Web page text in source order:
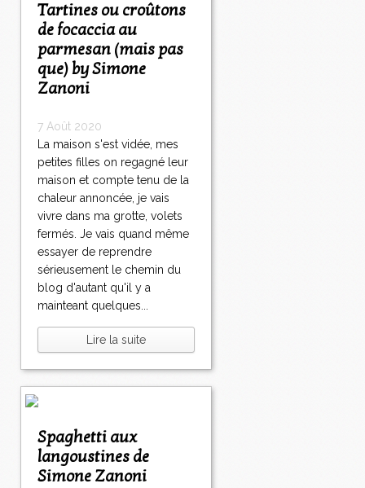
Tartines ou croûtons
de focaccia au
parmesan (mais pas
que) by Simone
Zanoni
7 Août 2020
La maison s'est vidée, mes
petites filles on regagné leur
maison et compte tenu de la
chaleur annoncée, je vais
vivre dans ma grotte, volets
fermés. Je vais quand même
essayer de reprendre
sérieusement le chemin du
blog d'autant qu'il y a
mainteant quelques...
Lire la suite
Spaghetti aux
langoustines de
Simone Zanoni